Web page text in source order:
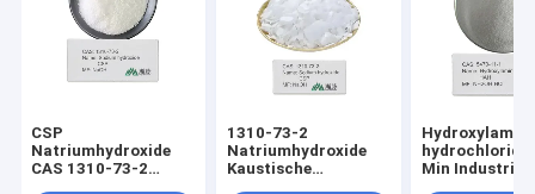
CSP
Natriumhydroxide
CAS 1310-73-2
1310-73-2
Natriumhydroxide
Kaustische
hydrochloride
Min